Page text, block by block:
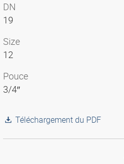
DN
19
Size
12
Pouce
3/4″
Téléchargement du PDF